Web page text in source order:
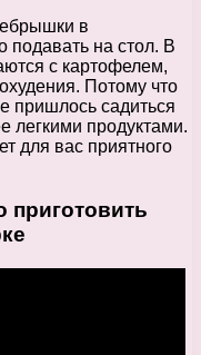
в
подавать на стол. В
с картофелем,
Потому что
пришлось садиться
легкими продуктами.
для вас приятного
приготовить